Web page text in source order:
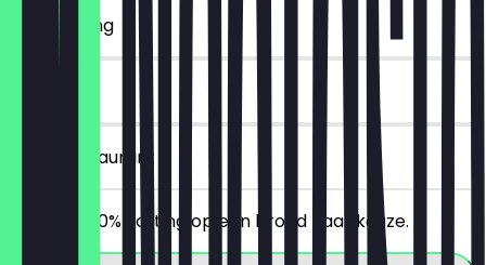
~€ 2 korting
in het restaurant
Ontvang 30% korting op een brood naar keuze.